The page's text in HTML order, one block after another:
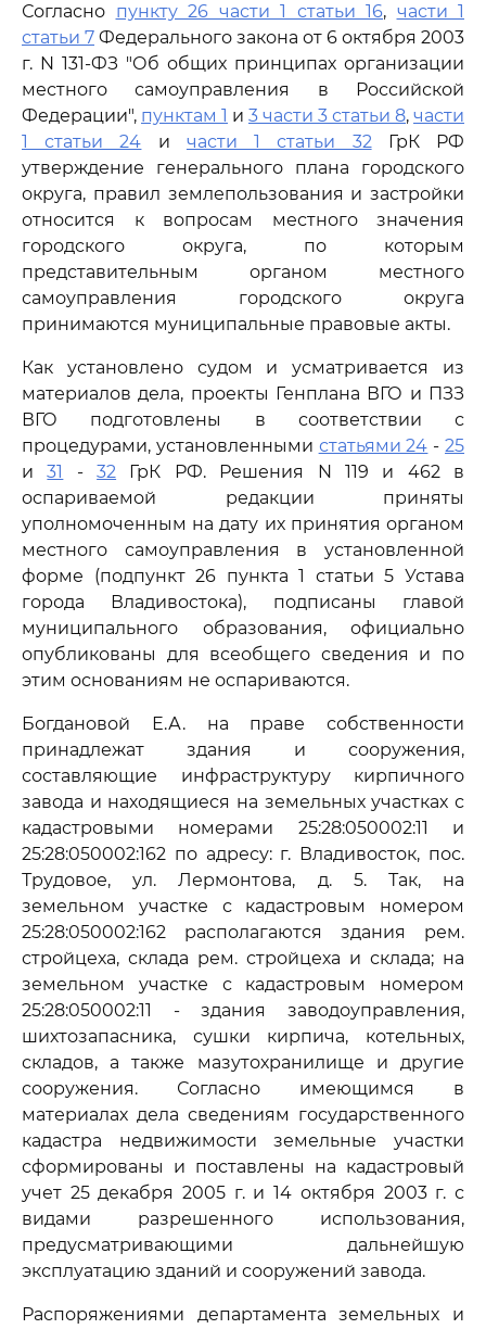
Согласно пункту 26 части 1 статьи 16, части 1
статьи 7 Федерального закона от 6 октября 2003
г. N 131-ФЗ "Об общих принципах организации
местного самоуправления в Российской
Федерации", пунктам 1 и 3 части 3 статьи 8, части
1 статьи 24 и части 1 статьи 32ГрК РФ
утверждение генерального плана городского
округа, правил землепользования и застройки
относится к вопросам местного значения
городского округа, по которым
представительным органом местного
самоуправления городского округа
принимаются муниципальные правовые акты.
Как установлено судом и усматривается из
материалов дела, проекты Генплана ВГО и ПЗЗ
ВГО подготовлены в соответствии с
процедурами, установленными статьями 24 -25
и31 -32 ГрК РФ. Решения N 119 и 462 в
оспариваемой редакции приняты
уполномоченным на дату их принятия органом
местного самоуправления в установленной
форме (подпункт 26 пункта 1 статьи 5 Устава
города Владивостока), подписаны главой
муниципального образования, официально
опубликованы для всеобщего сведения и по
этим основаниям не оспариваются.
Богдановой Е.А. на праве собственности
принадлежат здания и сооружения,
составляющие инфраструктуру кирпичного
завода и находящиеся на земельных участках с
кадастровыми номерами 25:28:050002:11 и
25:28:050002:162 по адресу: г. Владивосток, пос.
Трудовое, ул. Лермонтова, д. 5. Так, на
земельном участке с кадастровым номером
25:28:050002:162 располагаются здания рем.
стройцеха, склада рем. стройцеха и склада; на
земельном участке с кадастровым номером
25:28:050002:11 - здания заводоуправления,
шихтозапасника, сушки кирпича, котельных,
складов, а также мазутохранилище и другие
сооружения. Согласно имеющимся в
материалах дела сведениям государственного
кадастра недвижимости земельные участки
сформированы и поставлены на кадастровый
учет 25 декабря 2005 г. и 14 октября 2003 г. с
видами разрешенного использования,
предусматривающими дальнейшую
эксплуатацию зданий и сооружений завода.
Распоряжениями департамента земельных и